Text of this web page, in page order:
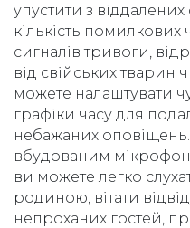
упустити з
кількість
сигналів тривоги,
від свійських тварин
можете налаштувати
графіки часу для
небажаних
вбудованим
ви можете легко
родиною, вітати
непроханих гостей,